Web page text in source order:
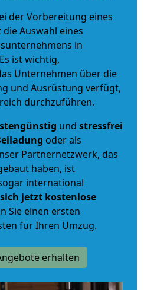
der Vorbereitung eines
Auswahl eines
in
ist wichtig,
Unternehmen über die
und Ausrüstung verfügt,
durchzuführen.
und stressfrei
oder als
Partnernetzwerk, das
haben, ist
international
jetzt kostenlose
Sie einen ersten
für Ihren Umzug.
erhalten